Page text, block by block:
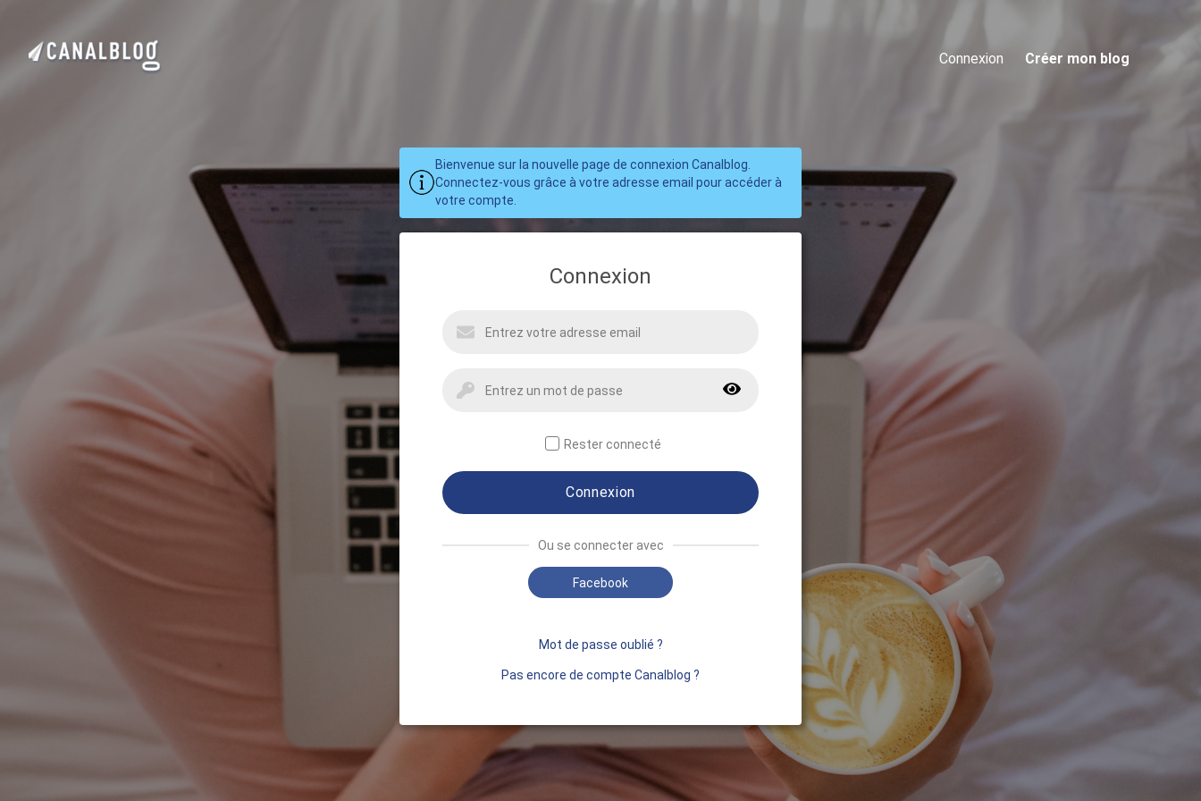
Connexion Créer mon blog
Bienvenue sur la nouvelle page de connexion Canalblog.
Connectez-vous grâce à votre adresse email pour accéder à
votre compte.
Connexion
Rester connecté
Connexion
Ou se connecter avec
Facebook
Mot de passe oublié ?
Pas encore de compte Canalblog ?